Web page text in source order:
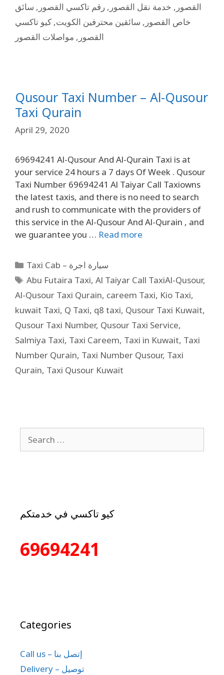
القصور , خدمة نقل القصور , رقم تاكسي القصور , سائق
خاص القصور , سائقين محترفين الكويت, كيو تاكسي
القصور , مواصلات القصور
Qusour Taxi Number – Al-Qusour
Taxi Qurain
April 29, 2020
69694241 Al-Qusour And Al-Qurain Taxi is at
your service 24 hours a 7 days Of Week . Qusour
Taxi Number 69694241 Al Taiyar Call Taxiowns
the latest taxis, and there is no need to search
and rush to communicate with the providers of
this service in the Al-Qusour And Al-Qurain , and
we guarantee you … Read more
Taxi Cab – سيارة اجرة
Abu Futaira Taxi,Al Taiyar Call TaxiAl-Qusour,
Al-Qusour Taxi Qurain, careem Taxi, Kio Taxi,
kuwait Taxi, Q Taxi, q8 taxi, Qusour Taxi Kuwait,
Qusour Taxi Number, Qusour Taxi Service,
Salmiya Taxi, Taxi Careem, Taxi in Kuwait, Taxi
Number Qurain, Taxi Number Qusour, Taxi
Qurain, Taxi Qusour Kuwait
كيو تاكسي في خدمتكم
69694241
Categories
Call us – إتصل بنا
Delivery – توصيل